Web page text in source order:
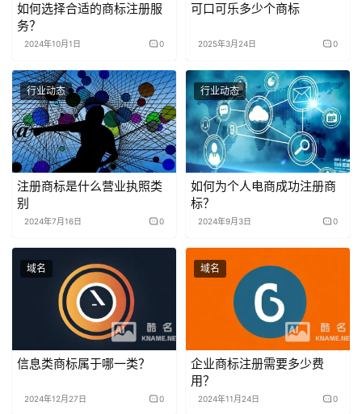
如何选择合适的商标注册服
务？
2024年10月1日 0
可口可乐多少个商标
2025年3月24日 0
行业动态
注册商标是什么营业执照类
别
2024年7月16日 0
行业动态
如何为个人电商成功注册商
标？
2024年9月3日 0
域名
信息类商标属于哪一类？
2024年12月27日 0
域名
企业商标注册需要多少费
用？
2024年11月24日 0